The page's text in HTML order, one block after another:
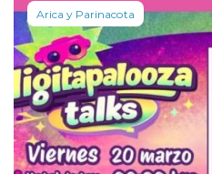
Arica y Parinacota